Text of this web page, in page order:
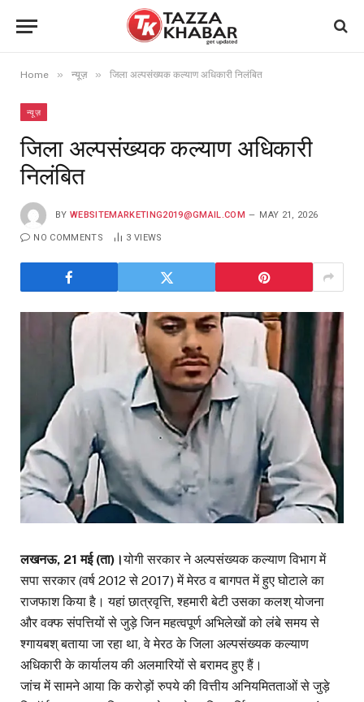
Home » न्यूज़ » जिला अल्पसंख्यक कल्याण अधिकारी निलंबित
न्यूज़
जिला अल्पसंख्यक कल्याण अधिकारी
निलंबित
BY WEBSITEMARKETING2019@GMAIL.COM MAY 21, 2026
NO COMMENTS 3 VIEWS
लखनऊ, 21 मई (ता)।योगी सरकार ने अल्पसंख्यक कल्याण विभाग में
सपा सरकार (वर्ष 2012 से 2017) में मेरठ व बागपत में हुए घोटाले का
राजफाश किया है। यहां छात्रवृत्ति, श्हमारी बेटी उसका कलश् योजना
और वक्फ संपत्तियों से जुड़े जिन महत्वपूर्ण अभिलेखों को लंबे समय से
श्गायबश् बताया जा रहा था, वे मेरठ के जिला अल्पसंख्यक कल्याण
अधिकारी के कार्यालय की अलमारियों से बरामद हुए हैं।
जांच में सामने आया कि करोड़ों रुपये की वित्तीय अनियमितताओं से जुड़े